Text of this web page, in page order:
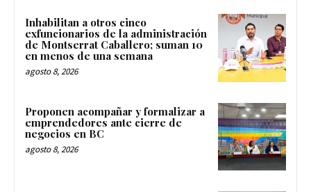
Inhabilitan a otros cinco
exfuncionarios de la administración
de Montserrat Caballero; suman 10
en menos de una semana
agosto 8, 2026
Proponen acompañar y formalizar a
emprendedores ante cierre de
negocios en BC
agosto 8, 2026